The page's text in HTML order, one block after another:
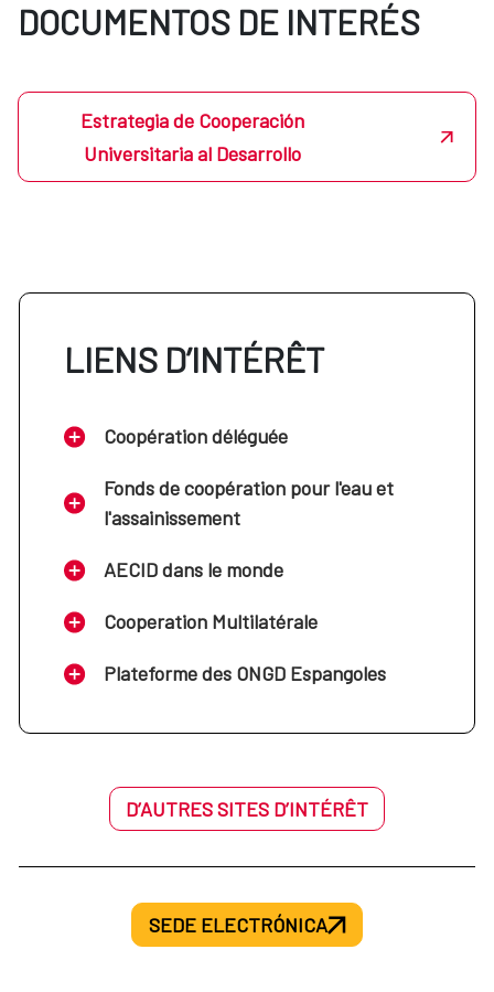
DOCUMENTOS DE INTERÉS
Estrategia de Cooperación
Universitaria al Desarrollo
LIENS D’INTÉRÊT
Coopération déléguée
Fonds de coopération pour l'eau et
l'assainissement
AECID dans le monde
Cooperation Multilatérale
Plateforme des ONGD Espangoles
D’AUTRES SITES D’INTÉRÊT
SEDE ELECTRÓNICA